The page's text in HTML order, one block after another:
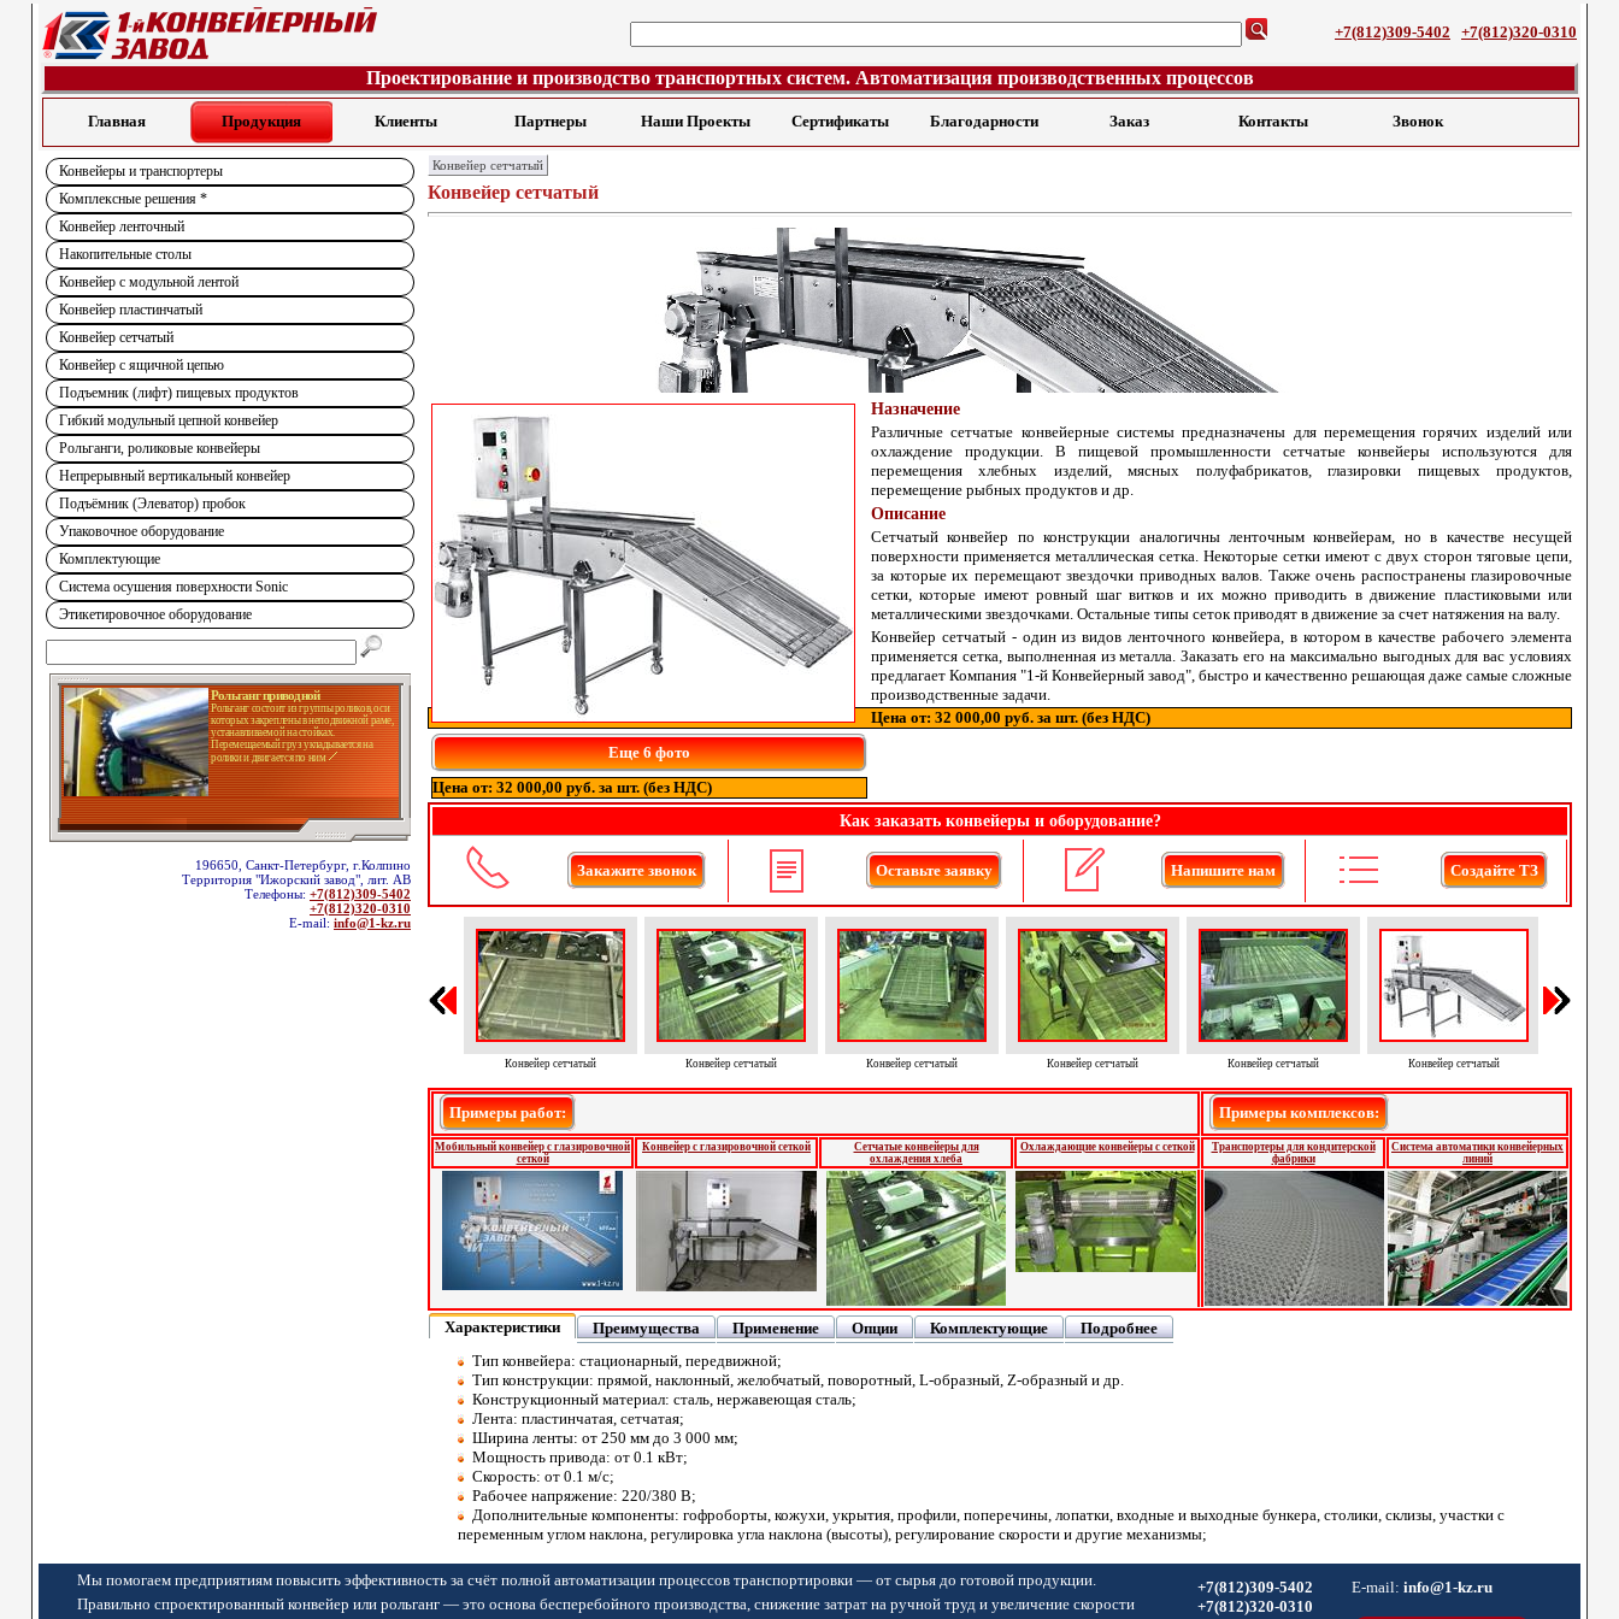
+7(812)309-5402 +7(812)320-0310
Проектирование и производство транспортных систем. Автоматизация производственных процессов
Главная Продукция Клиенты Партнеры Наши Проекты Сертификаты Благодарности Заказ Контакты Звонок
Конвейеры и транспортеры
Комплексные решения *
Конвейер ленточный
Накопительные столы
Конвейер с модульной лентой
Конвейер пластинчатый
Конвейер сетчатый
Конвейер с ящичной цепью
Подъемник (лифт) пищевых продуктов
Гибкий модульный цепной конвейер
Рольганги, роликовые конвейеры
Непрерывный вертикальный конвейер
Подъёмник (Элеватор) пробок
Упаковочное оборудование
Комплектующие
Система осушения поверхности Sonic
Этикетировочное оборудование
Рольганг приводной
Рольганг состоит из группы роликов, оси
которых закреплены в неподвижной раме,
устанавливаемой на стойках.
Перемещаемый груз укладывается на
ролики и двигается по ним
196650, Санкт-Петербург, г.Колпино
Территория "Ижорский завод", лит. АВ
Телефоны: +7(812)309-5402
+7(812)320-0310
E-mail: info@1-kz.ru
Конвейер сетчатый
Конвейер сетчатый
Еще 6 фото
Цена от: 32 000,00 руб. за шт. (без НДС)
Назначение
Различные сетчатые конвейерные системы предназначены для перемещения горячих изделий или
охлаждение продукции. В пищевой промышленности сетчатые конвейеры используются для
перемещения хлебных изделий, мясных полуфабрикатов, глазировки пищевых продуктов,
перемещение рыбных продуктов и др.
Описание
Сетчатый конвейер по конструкции аналогичны ленточным конвейерам, но в качестве несущей
поверхности применяется металлическая сетка. Некоторые сетки имеют с двух сторон тяговые цепи,
за которые их перемещают звездочки приводных валов. Также очень распостранены глазировочные
сетки, которые имеют ровный шаг витков и их можно приводить в движение пластиковыми или
металлическими звездочками. Остальные типы сеток приводят в движение за счет натяжения на валу.
Конвейер сетчатый - один из видов ленточного конвейера, в котором в качестве рабочего элемента
применяется сетка, выполненная из металла. Заказать его на максимально выгодных для вас условиях
предлагает Компания "1-й Конвейерный завод", быстро и качественно решающая даже самые сложные
производственные задачи.
Цена от: 32 000,00 руб. за шт. (без НДС)
Как заказать конвейеры и оборудование?
Закажите звонок Оставьте заявку Напишите нам Создайте ТЗ
Конвейер сетчатый Конвейер сетчатый Конвейер сетчатый Конвейер сетчатый Конвейер сетчатый Конвейер сетчатый
Примеры работ: Примеры комплексов:
Мобильный конвейер с глазировочной
сеткой
Конвейер с глазировочной сеткой
Сетчатые конвейеры для
охлаждения хлеба
Охлаждающие конвейеры с сеткой
Транспортеры для кондитерской
фабрики
Система автоматики конвейерных
линий
Характеристики Преимущества Применение Опции Комплектующие
Подробнее
Тип конвейера: стационарный, передвижной;
Тип конструкции: прямой, наклонный, желобчатый, поворотный, L-образный, Z-образный и др.
Конструкционный материал: сталь, нержавеющая сталь;
Лента: пластинчатая, сетчатая;
Ширина ленты: от 250 мм до 3 000 мм;
Мощность привода: от 0.1 кВт;
Скорость: от 0.1 м/с;
Рабочее напряжение: 220/380 В;
Дополнительные компоненты: гофроборты, кожухи, укрытия, профили, поперечины, лопатки, входные и выходные бункера, столики, склизы, участки с
переменным углом наклона, регулировка угла наклона (высоты), регулирование скорости и другие механизмы;
Мы помогаем предприятиям повысить эффективность за счёт полной автоматизации процессов транспортировки — от сырья до готовой продукции.
Правильно спроектированный конвейер или рольганг — это основа бесперебойного производства, снижение затрат на ручной труд и увеличение скорости
+7(812)309-5402
+7(812)320-0310
E-mail: info@1-kz.ru